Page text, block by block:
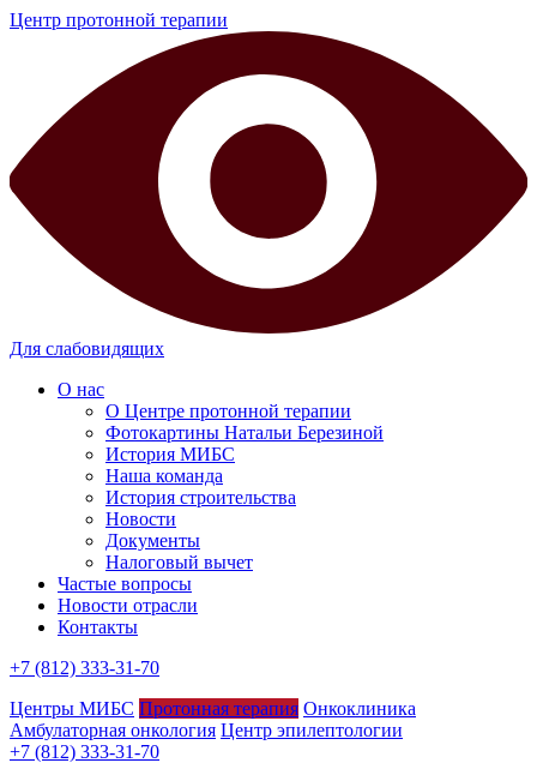
Центр протонной терапии
Для слабовидящих
О нас
О Центре протонной терапии
Фотокартины Натальи Березиной
История МИБС
Наша команда
История строительства
Новости
Документы
Налоговый вычет
Частые вопросы
Новости отрасли
Контакты
+7 (812) 333-31-70
Центры МИБС Протонная терапия Онкоклиника
Амбулаторная онкология Центр эпилептологии
+7 (812) 333-31-70